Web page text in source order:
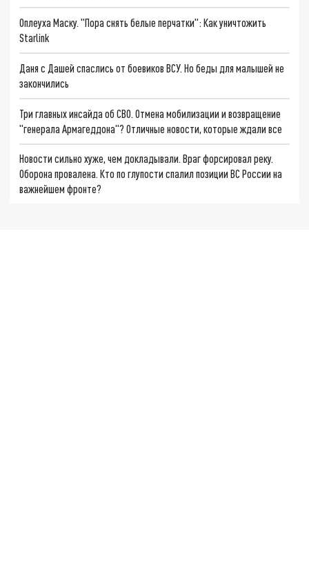
Оплеуха Маску. "Пора снять белые перчатки": Как уничтожить
Starlink
Даня с Дашей спаслись от боевиков ВСУ. Но беды для малышей не
закончились
Три главных инсайда об СВО. Отмена мобилизации и возвращение
"генерала Армагеддона"? Отличные новости, которые ждали все
Новости сильно хуже, чем докладывали. Враг форсировал реку.
Оборона провалена. Кто по глупости спалил позиции ВС России на
важнейшем фронте?